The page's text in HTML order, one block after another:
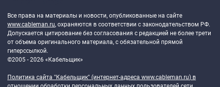
Все права на материалы и новости, опубликованные на сайте
www.cableman.ru, охраняются в соответствии с законодательством РФ.
Допускается цитирование без согласования с редакцией не более трети
от объема оригинального материала, с обязательной прямой
гиперссылкой.
©2005 - 2026 «Кабельщик»
Политика сайта "Кабельщик" (интернет-адреса www.cableman.ru) в